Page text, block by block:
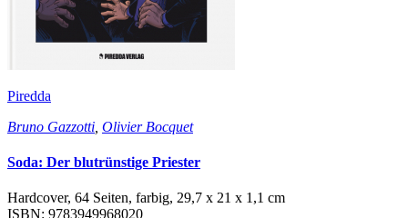
Piredda
Bruno Gazzotti Olivier Bocquet
Soda: Der blutrünstige Priester
Hardcover, 64 Seiten, farbig, 29,7 x 21 x 1,1 cm
ISBN: 9783949968020